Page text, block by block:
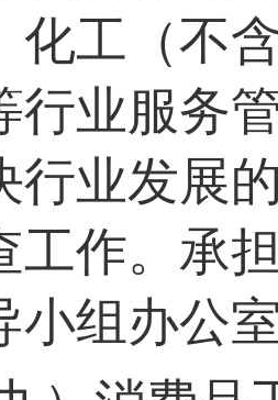
化工（不
行业服务
行业发展
工作。承
小组办公